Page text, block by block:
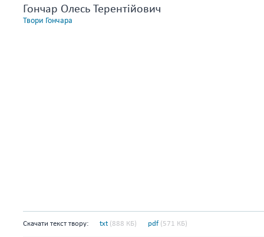
Гончар Олесь Терентійович
Твори Гончара
Скачати текст твору: txt (888 КБ) pdf (571 КБ)